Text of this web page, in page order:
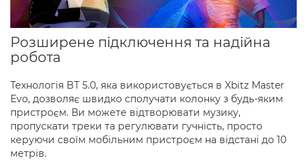
Розширене підключення та надійна
робота
Технологія BT 5.0, яка використовується в Xbitz Master
Evo, дозволяє швидко сполучати колонку з будь-яким
пристроєм. Ви можете відтворювати музику,
пропускати треки та регулювати гучність, просто
керуючи своїм мобільним пристроєм на відстані до 10
метрів.